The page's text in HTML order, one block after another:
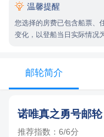
4人，人均单价
三人间
单人间
一人单价
2人，人均单价
3人，人均单价
 温馨提醒
您选择的房费已包含船票、
变化，以登船当日实际情况
邮轮简介
诺唯真之勇号邮轮
推荐指数：6/6分